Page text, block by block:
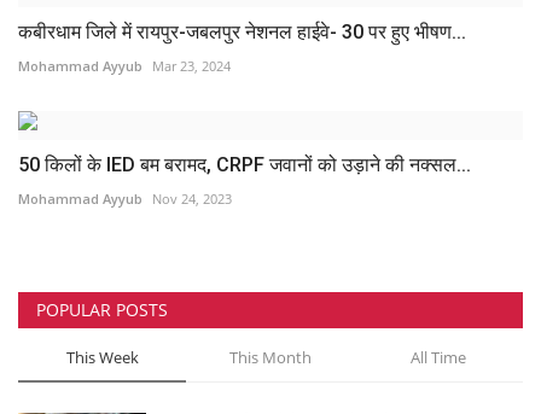
कबीरधाम जिले में रायपुर-जबलपुर नेशनल हाईवे- 30 पर हुए भीषण...
Mohammad Ayyub Mar 23, 2024
50 किलों के IED बम बरामद, CRPF जवानों को उड़ाने की नक्सल...
Mohammad Ayyub Nov 24, 2023
POPULAR POSTS
This Week This Month All Time